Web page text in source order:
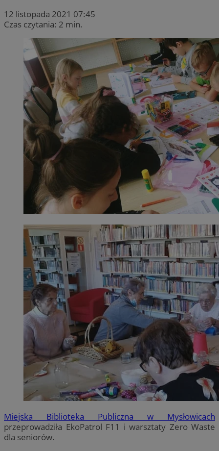
12 listopada 2021 07:45
Czas czytania: 2 min.
Miejska Biblioteka Publiczna w Mysłowicach
przeprowadziła EkoPatrol F11 i warsztaty Zero Waste
dla seniorów.